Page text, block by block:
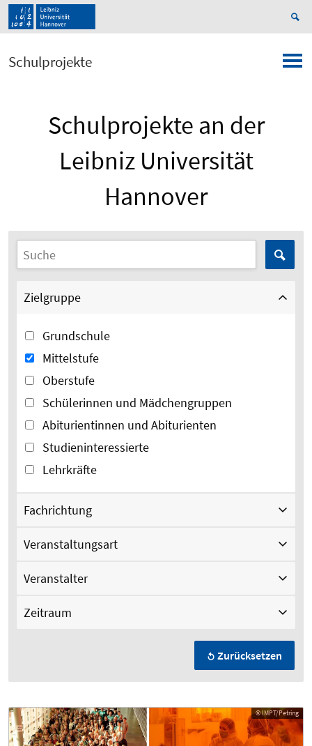
Schulprojekte
Schulprojekte an der
Leibniz Universität
Hannover
Zielgruppe
Grundschule
Mittelstufe
Oberstufe
Schülerinnen und Mädchengruppen
Abiturientinnen und Abiturienten
Studieninteressierte
Lehrkräfte
Fachrichtung
Veranstaltungsart
Veranstalter
Zeitraum
Zurücksetzen
© IMPT/Petring